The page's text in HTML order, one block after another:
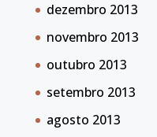
dezembro 2013
novembro 2013
outubro 2013
setembro 2013
agosto 2013